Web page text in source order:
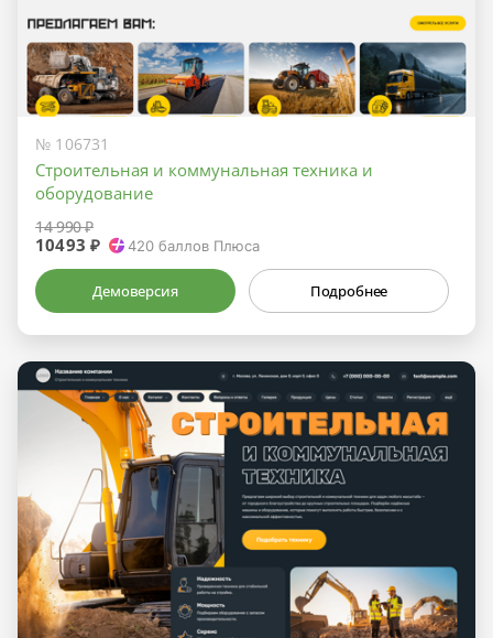
№ 106731
Строительная и коммунальная техника и
оборудование
14 990 ₽
10493 ₽ 420 баллов Плюса
Демоверсия Подробнее